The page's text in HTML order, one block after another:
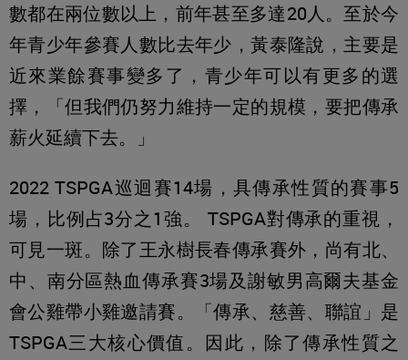
數都在兩位數以上，前年甚至多達20人。至於今
年青少年參賽人數比去年少，黃泰隆說，主要是
近來業餘賽事變多了，青少年可以有更多的選
擇，「但我們仍努力維持一定的規模，要把傳承
薪火延續下去。」
2022 TSPGA巡迴賽14場，具傳承性質的賽事5
場，比例占3分之1強。 TSPGA對傳承的重視，
可見一斑。除了王永樹長春傳承賽外，尚有北、
中、南分區熱血傳承賽3場及謝敏男高爾夫基金
會公雞帶小雞邀請賽。「傳承、慈善、聯誼」是
TSPGA三大核心價值。因此，除了傳承性質之